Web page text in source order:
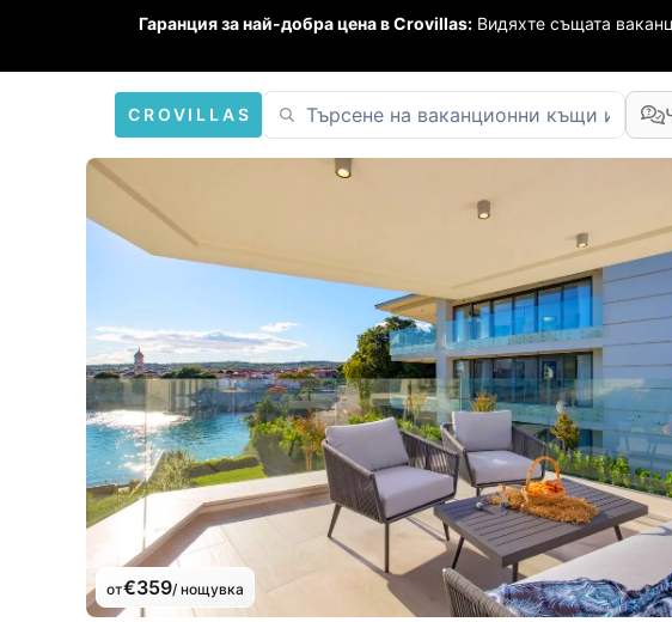
Гаранция за най-добра цена в Crovillas: Видяхте същата
CROVILLAS
от€359/ нощувка